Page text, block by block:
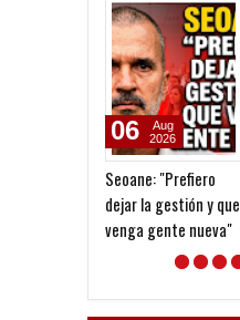
Seoane: "Prefiero
dejar la gestión y que
venga gente nueva"
06
Aug
2026